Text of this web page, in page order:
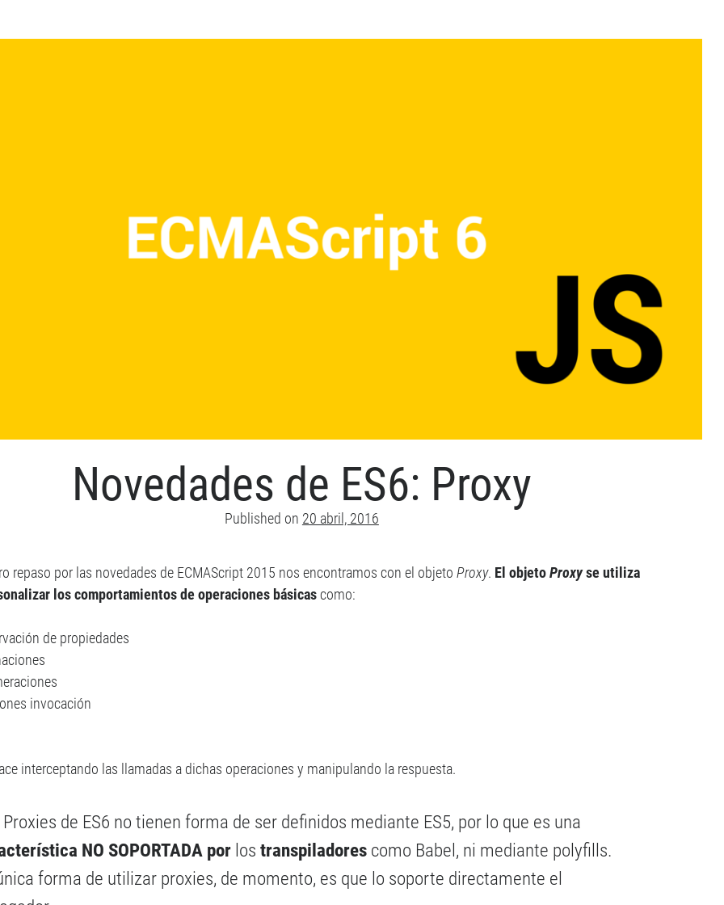
Novedades de ES6: Proxy
Published on 20 abril, 2016
repaso por las novedades de ECMAScript 2015 nos encontramos con el objetoProxy. El objetoProxyse utiliza
los comportamientos de operaciones básicascomo:
de propiedades
invocación
interceptando las llamadas a dichas operaciones y manipulando la respuesta.
Proxies de ES6 no tienen forma de ser definidos mediante ES5, por lo que es una
NO SOPORTADA por lostranspiladores como Babel, ni mediante polyfills.
forma de utilizar proxies, de momento, es que lo soporte directamente el